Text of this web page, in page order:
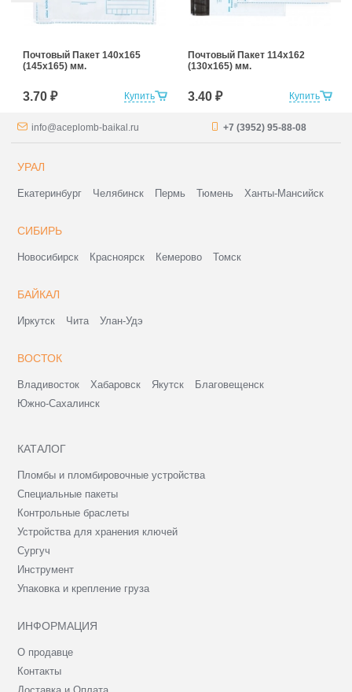
Купить
Почтовый Пакет 140х165
(145х165) мм.
3.70 ₽ Купить
Почтовый Пакет 114х162
(130х165) мм.
3.40 ₽
info@aceplomb-baikal.ru +7 (3952) 95-88-08
УРАЛ
Екатеринбург Челябинск Пермь Тюмень Ханты-Мансийск
СИБИРЬ
Новосибирск Красноярск Кемерово Томск
БАЙКАЛ
Иркутск Чита Улан-Удэ
ВОСТОК
Владивосток Хабаровск Якутск
Благовещенск
Южно-Сахалинск
КАТАЛОГ
Пломбы и пломбировочные устройства
Специальные пакеты
Контрольные браслеты
Устройства для хранения ключей
Сургуч
Инструмент
Упаковка и крепление груза
ИНФОРМАЦИЯ
О продавце
Контакты